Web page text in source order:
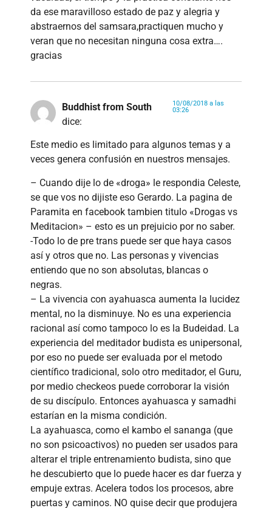
da ese maravilloso estado de paz y alegria y
abstraernos del samsara,practiquen mucho y
veran que no necesitan ninguna cosa extra….
gracias
Buddhist from South
dice:
10/08/2018 a las
03:26
Este medio es limitado para algunos temas y a
veces genera confusión en nuestros mensajes.
– Cuando dije lo de «droga» le respondia Celeste,
se que vos no dijiste eso Gerardo. La pagina de
Paramita en facebook tambien titulo «Drogas vs
Meditacion» – esto es un prejuicio por no saber.
-Todo lo de pre trans puede ser que haya casos
así y otros que no. Las personas y vivencias
entiendo que no son absolutas, blancas o
negras.
– La vivencia con ayahuasca aumenta la lucidez
mental, no la disminuye. No es una experiencia
racional así como tampoco lo es la Budeidad. La
experiencia del meditador budista es unipersonal,
por eso no puede ser evaluada por el metodo
científico tradicional, solo otro meditador, el Guru,
por medio checkeos puede corroborar la visión
de su discípulo. Entonces ayahuasca y samadhi
estarían en la misma condición.
La ayahuasca, como el kambo el sananga (que
no son psicoactivos) no pueden ser usados para
alterar el triple entrenamiento budista, sino que
he descubierto que lo puede hacer es dar fuerza y
empuje extras. Acelera todos los procesos, abre
puertas y caminos. NO quise decir que produjera